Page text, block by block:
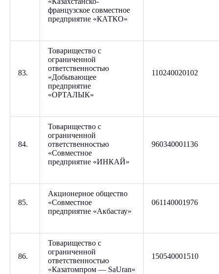
французское совместное
предприятие «КАТКО»
83.
Товарищество с
ограниченной
ответственностью
«Добывающее
предприятие
«ОРТАЛЫК»
110240020102
84.
Товарищество с
ограниченной
ответственностью
«Совместное
предприятие «ИНКАЙ»
960340001136
85.
Акционерное общество
«Совместное
предприятие «Акбастау»
061140001976
86.
Товарищество с
ограниченной
ответственностью
«Казатомпром — SaUran»
150540001510